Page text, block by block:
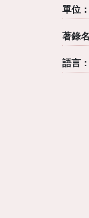
單位：
著錄
語言：